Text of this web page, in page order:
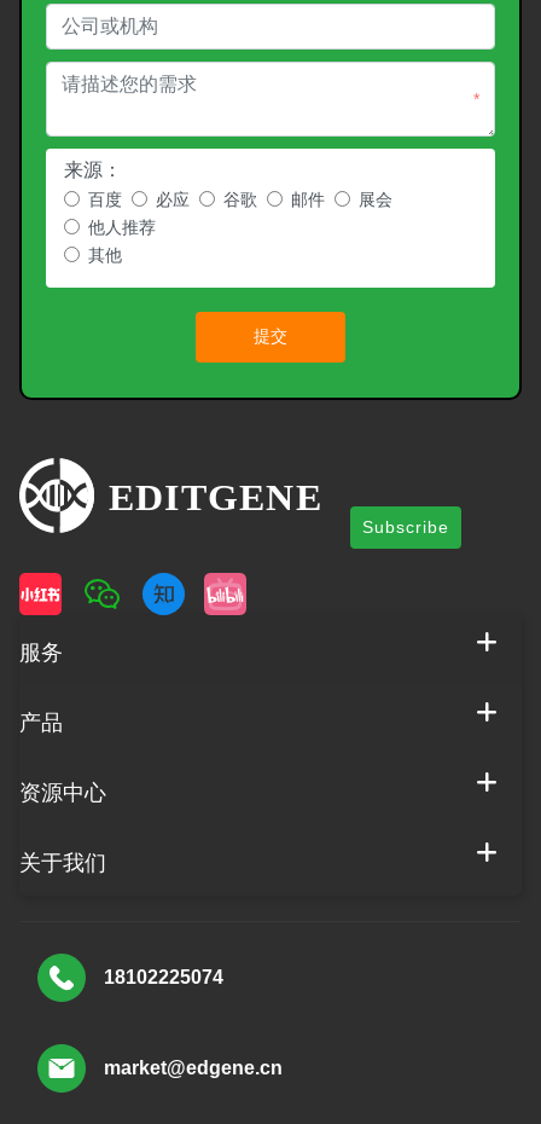
*
来源：
百度 必应 谷歌 邮件
展会
他人推荐
其他
提交
Subscribe
服务
产品
资源中心
关于我们
18102225074
market@edgene.cn